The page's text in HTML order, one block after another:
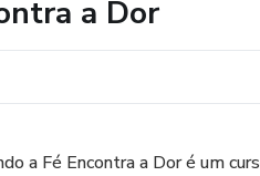
a Dor
a Fé Encontra a Dor é um